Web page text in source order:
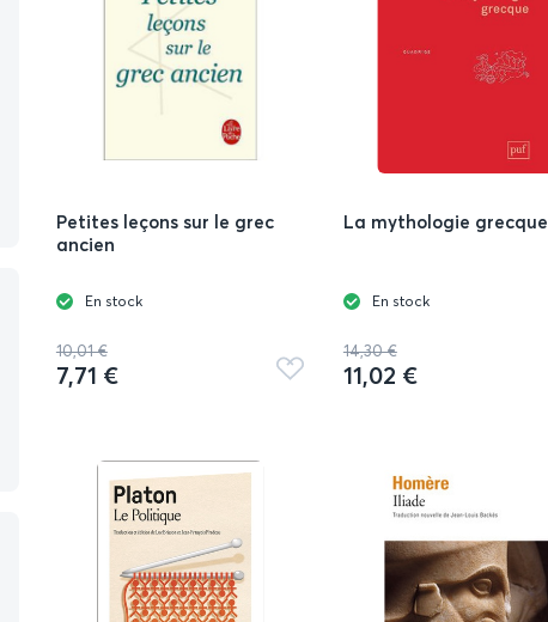
Petites leçons sur le grec
ancien
En stock
10,01 €
7,71 €
Ajouter
La mythologie grecque
En stock
14,30 €
11,02 €